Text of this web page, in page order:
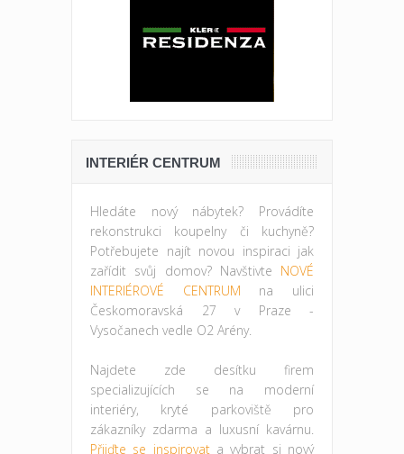
INTERIÉR CENTRUM
Hledáte nový nábytek? Provádíte
rekonstrukci koupelny či kuchyně?
Potřebujete najít novou inspiraci jak
zařídit svůj domov? Navštivte NOVÉ
INTERIÉROVÉ CENTRUM na ulici
Českomoravská 27 v Praze -
Vysočanech vedle O2 Arény.
Najdete zde desítku firem
specializujících se na moderní
interiéry, kryté parkoviště pro
zákazníky zdarma a luxusní kavárnu.
Přijďte se inspirovata vybrat si nový